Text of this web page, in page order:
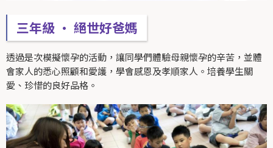
三年級 • 絕世好爸媽
透過是次模擬懷孕的活動，讓同學們體驗母親懷孕的辛苦，並體
會家人的悉心照顧和愛護，學會感恩及孝順家人。培養學生關
愛、珍惜的良好品格。